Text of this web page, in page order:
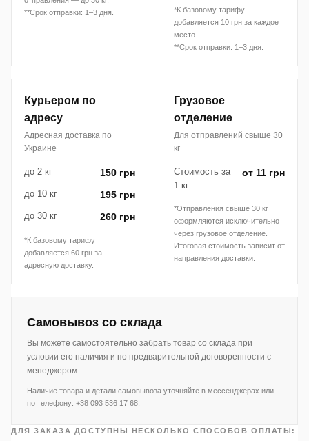
**Срок отправки: 1–3 дня.
*К базовому тарифу
добавляется 10 грн за каждое
место.
**Срок отправки: 1–3 дня.
Курьером по
адресу
Адресная доставка по
Украине
до 2 кг 150 грн
до 10 кг 195 грн
до 30 кг 260 грн
*К базовому тарифу
добавляется 60 грн за
адресную доставку.
Грузовое
отделение
Для отправлений свыше 30
кг
Стоимость за
1 кг
от 11 грн
*Отправления свыше 30 кг
оформляются исключительно
через грузовое отделение.
Итоговая стоимость зависит от
направления доставки.
Самовывоз со склада
Вы можете самостоятельно забрать товар со склада при
условии его наличия и по предварительной договоренности с
менеджером.
Наличие товара и детали самовывоза уточняйте в мессенджерах или
по телефону: +38 093 536 17 68.
ДЛЯ ЗАКАЗА ДОСТУПНЫ НЕСКОЛЬКО СПОСОБОВ ОПЛАТЫ: